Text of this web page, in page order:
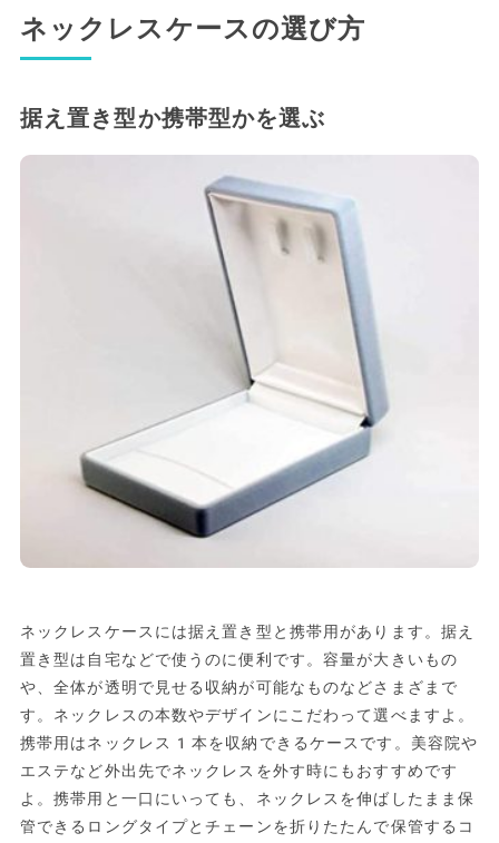
ネックレスケースの選び方
据え置き型か携帯型かを選ぶ
ネックレスケースには据え置き型と携帯用があります。据え
置き型は自宅などで使うのに便利です。容量が大きいもの
や、全体が透明で見せる収納が可能なものなどさまざまで
す。ネックレスの本数やデザインにこだわって選べますよ。
携帯用はネックレス1本を収納できるケースです。美容院や
エステなど外出先でネックレスを外す時にもおすすめです
よ。携帯用と一口にいっても、ネックレスを伸ばしたまま保
管できるロングタイプとチェーンを折りたたんで保管するコ